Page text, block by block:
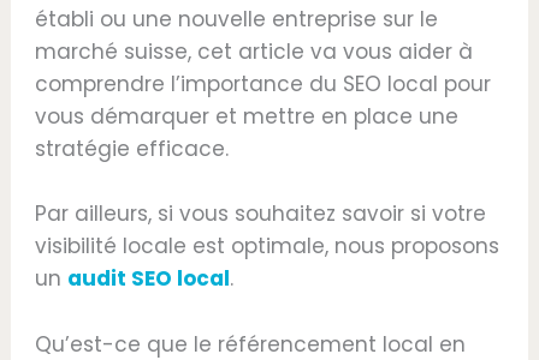
établi ou une nouvelle entreprise sur le
marché suisse, cet article va vous aider à
comprendre l’importance du SEO local pour
vous démarquer et mettre en place une
stratégie efficace.
Par ailleurs, si vous souhaitez savoir si votre
visibilité locale est optimale, nous proposons
un audit SEO local.
Qu’est-ce que le référencement local en